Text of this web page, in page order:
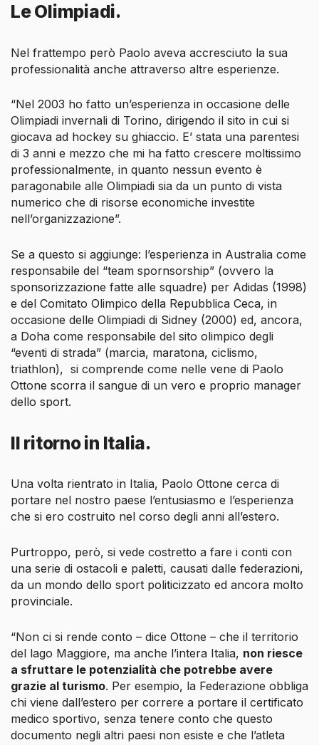
Le Olimpiadi.
Nel frattempo però Paolo aveva accresciuto la sua
professionalità anche attraverso altre esperienze.
“Nel 2003 ho fatto un’esperienza in occasione delle
Olimpiadi invernali di Torino, dirigendo il sito in cui si
giocava ad hockey su ghiaccio. E’ stata una parentesi
di 3 anni e mezzo che mi ha fatto crescere moltissimo
professionalmente, in quanto nessun evento è
paragonabile alle Olimpiadi sia da un punto di vista
numerico che di risorse economiche investite
nell’organizzazione”.
Se a questo si aggiunge: l’esperienza in Australia come
responsabile del “team spornsorship” (ovvero la
sponsorizzazione fatte alle squadre) per Adidas (1998)
e del Comitato Olimpico della Repubblica Ceca, in
occasione delle Olimpiadi di Sidney (2000) ed, ancora,
a Doha come responsabile del sito olimpico degli
“eventi di strada” (marcia, maratona, ciclismo,
triathlon), si comprende come nelle vene di Paolo
Ottone scorra il sangue di un vero e proprio manager
dello sport.
Il ritorno in Italia.
Una volta rientrato in Italia, Paolo Ottone cerca di
portare nel nostro paese l’entusiasmo e l’esperienza
che si ero costruito nel corso degli anni all’estero.
Purtroppo, però, si vede costretto a fare i conti con
una serie di ostacoli e paletti, causati dalle federazioni,
da un mondo dello sport politicizzato ed ancora molto
provinciale.
“Non ci si rende conto – dice Ottone – che il territorio
del lago Maggiore, ma anche l’intera Italia, non riesce
a sfruttare le potenzialità che potrebbe avere
grazie al turismo. Per esempio, la Federazione obbliga
chi viene dall’estero per correre a portare il certificato
medico sportivo, senza tenere conto che questo
documento negli altri paesi non esiste e che l’atleta